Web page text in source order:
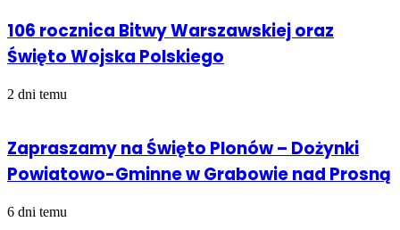
106 rocznica Bitwy Warszawskiej oraz
Święto Wojska Polskiego
2 dni temu
Zapraszamy na Święto Plonów – Dożynki
Powiatowo-Gminne w Grabowie nad Prosną
6 dni temu